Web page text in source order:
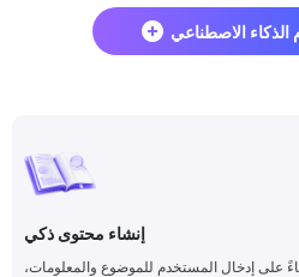
الذكاء الاصطناعي
إنشاء محتوى ذكي
على إدخال المستخدم للموضوع والمعلومات،